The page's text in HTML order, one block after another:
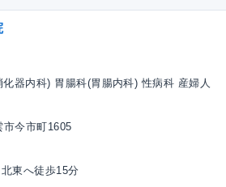
器内科) 胃腸科(胃腸内科) 性病科 産婦人
今市町1605
東へ徒歩15分